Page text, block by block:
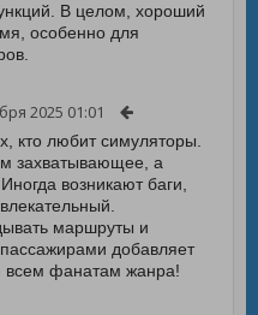
В целом, хороший
особенно для
2025 01:01
кто любит симуляторы.
захватывающее, а
возникают баги,
маршруты и
добавляет
всем фанатам жанра!